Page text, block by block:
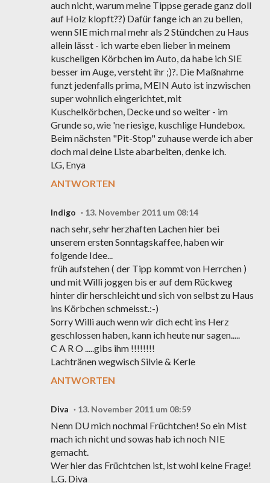
auch nicht, warum meine Tippse gerade ganz doll
auf Holz klopft??) Dafür fange ich an zu bellen,
wenn SIE mich mal mehr als 2 Stündchen zu Haus
allein lässt - ich warte eben lieber in meinem
kuscheligen Körbchen im Auto, da habe ich SIE
besser im Auge, versteht ihr ;)?. Die Maßnahme
funzt jedenfalls prima, MEIN Auto ist inzwischen
super wohnlich eingerichtet, mit
Kuschelkörbchen, Decke und so weiter - im
Grunde so, wie 'ne riesige, kuschlige Hundebox.
Beim nächsten "Pit-Stop" zuhause werde ich aber
doch mal deine Liste abarbeiten, denke ich.
LG, Enya
ANTWORTEN
Indigo 13. November 2011 um 08:14
nach sehr, sehr herzhaften Lachen hier bei
unserem ersten Sonntagskaffee, haben wir
folgende Idee...
früh aufstehen ( der Tipp kommt von Herrchen )
und mit Willi joggen bis er auf dem Rückweg
hinter dir herschleicht und sich von selbst zu Haus
ins Körbchen schmeisst.:-)
Sorry Willi auch wenn wir dich echt ins Herz
geschlossen haben, kann ich heute nur sagen.....
C A R O .....gibs ihm !!!!!!!!
Lachtränen wegwisch Silvie & Kerle
ANTWORTEN
Diva 13. November 2011 um 08:59
Nenn DU mich nochmal Früchtchen! So ein Mist
mach ich nicht und sowas hab ich noch NIE
gemacht.
Wer hier das Früchtchen ist, ist wohl keine Frage!
L.G. Diva